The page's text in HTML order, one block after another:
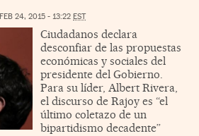
FEB 24, 2015 - 13:22 EST
Ciudadanos declara
desconfiar de las propuestas
económicas y sociales del
presidente del Gobierno.
Para su líder, Albert Rivera,
el discurso de Rajoy es “el
último coletazo de un
bipartidismo decadente”